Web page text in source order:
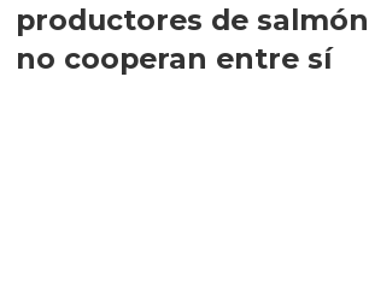
productores de
no cooperan entre sí